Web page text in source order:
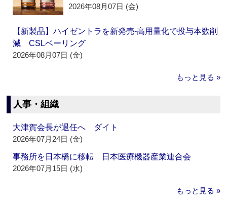
2026年08月07日 (金)
【新製品】ハイゼントラを新発売‐高用量化で投与本数削
減 CSLベーリング
2026年08月07日 (金)
もっと見る »
人事・組織
大津賀会長が退任へ ダイト
2026年07月24日 (金)
事務所を日本橋に移転 日本医療機器産業連合会
2026年07月15日 (水)
もっと見る »